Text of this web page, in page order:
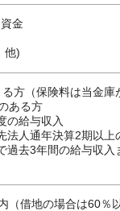
金
他)
方（保険料は当金庫
ある方
の給与収入
人通年決算2期以
過去3年間の給与収入
借地の場合は60％以